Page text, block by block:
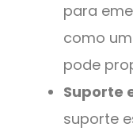
para
como
pode
Suporte
suporte